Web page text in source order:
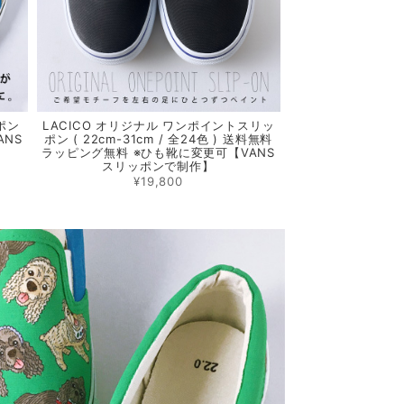
ン
LACICO オリジナル ワンポイントスリッ
ポン ( 22cm-31cm / 全24色 ) 送料無料
ラッピング無料 ※ひも靴に変更可【VANS
スリッポンで制作】
¥19,800